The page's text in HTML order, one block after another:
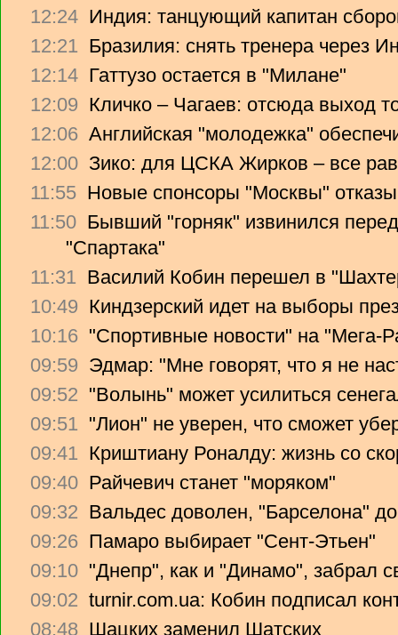
12:24 Индия: танцующий капитан
12:21 Бразилия: снять тренера через
12:14 Гаттузо остается в "Милане"
12:09 Кличко – Чагаев: отсюда выход
12:06 Английская "молодежка"
12:00 Зико: для ЦСКА Жирков – все
11:55 Новые спонсоры "Москвы"
11:50 Бывший "горняк" извинился
"Спартака"
11:31 Василий Кобин перешел в
10:49 Киндзерский идет на выборы
10:16 "Спортивные новости" на "Мега-
09:59 Эдмар: "Мне говорят, что я не
09:52 "Волынь" может усилиться
09:51 "Лион" не уверен, что сможет
09:41 Криштиану Роналду: жизнь со
09:40 Райчевич станет "моряком"
09:32 Вальдес доволен, "Барселона"
09:26 Памаро выбирает "Сент-Этьен"
09:10 "Днепр", как и "Динамо", забрал
09:02 turnir.com.ua: Кобин подписал
08:48 Шацких заменил Шатских